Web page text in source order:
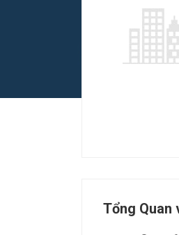
Tổng Quan